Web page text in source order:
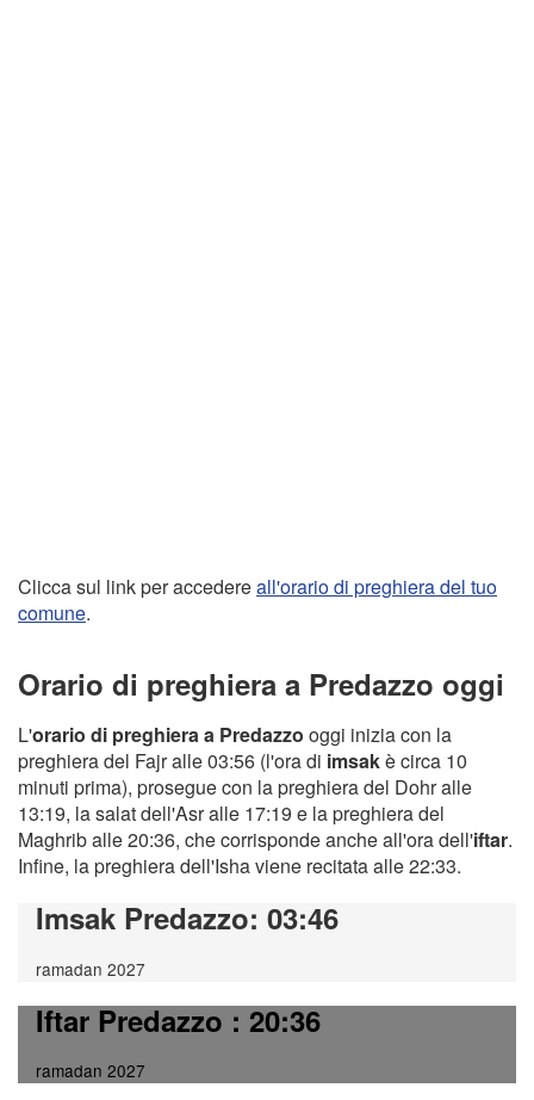
Clicca sul link per accedereall'orario di preghiera del tuo
comune.
Orario di preghiera a Predazzo oggi
L'orario di preghiera a Predazzo oggi inizia con la
preghiera del Fajr alle 03:56 (l'ora di imsakè circa 10
minuti prima), prosegue con la preghiera del Dohr alle
13:19, la salat dell'Asr alle 17:19 e la preghiera del
Maghrib alle 20:36, che corrisponde anche all'ora dell'iftar.
Infine, la preghiera dell'Isha viene recitata alle 22:33.
Imsak Predazzo: 03:46
ramadan 2027
Iftar Predazzo: 20:36
ramadan 2027